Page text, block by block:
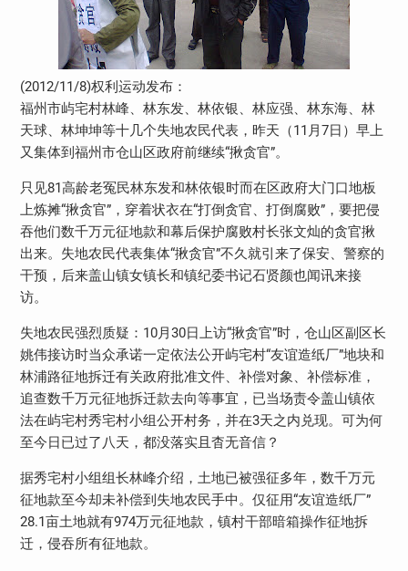
(2012/11/8)权利运动发布：
福州市屿宅村林峰、林东发、林依银、林应强、林东海、林
天球、林坤坤等十几个失地农民代表，昨天（11月7日）早上
又集体到福州市仓山区政府前继续“揪贪官”。
只见81高龄老冤民林东发和林依银时而在区政府大门口地板
上炼摊“揪贪官”，穿着状衣在“打倒贪官、打倒腐败”，要把侵
吞他们数千万元征地款和幕后保护腐败村长张文灿的贪官揪
出来。失地农民代表集体“揪贪官”不久就引来了保安、警察的
干预，后来盖山镇女镇长和镇纪委书记石贤颜也闻讯来接
访。
失地农民强烈质疑：10月30日上访“揪贪官”时，仓山区副区长
姚伟接访时当众承诺一定依法公开屿宅村“友谊造纸厂”地块和
林浦路征地拆迁有关政府批准文件、补偿对象、补偿标准，
追查数千万元征地拆迁款去向等事宜，已当场责令盖山镇依
法在屿宅村秀宅村小组公开村务，并在3天之内兑现。可为何
至今日已过了八天，都没落实且杳无音信？
据秀宅村小组组长林峰介绍，土地已被强征多年，数千万元
征地款至今却未补偿到失地农民手中。仅征用“友谊造纸厂”
28.1亩土地就有974万元征地款，镇村干部暗箱操作征地拆
迁，侵吞所有征地款。